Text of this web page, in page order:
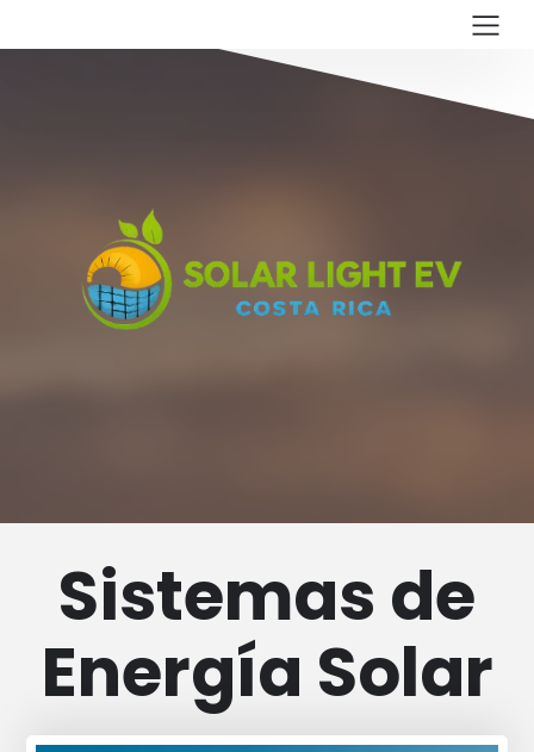
Sistemas de
Energía Solar